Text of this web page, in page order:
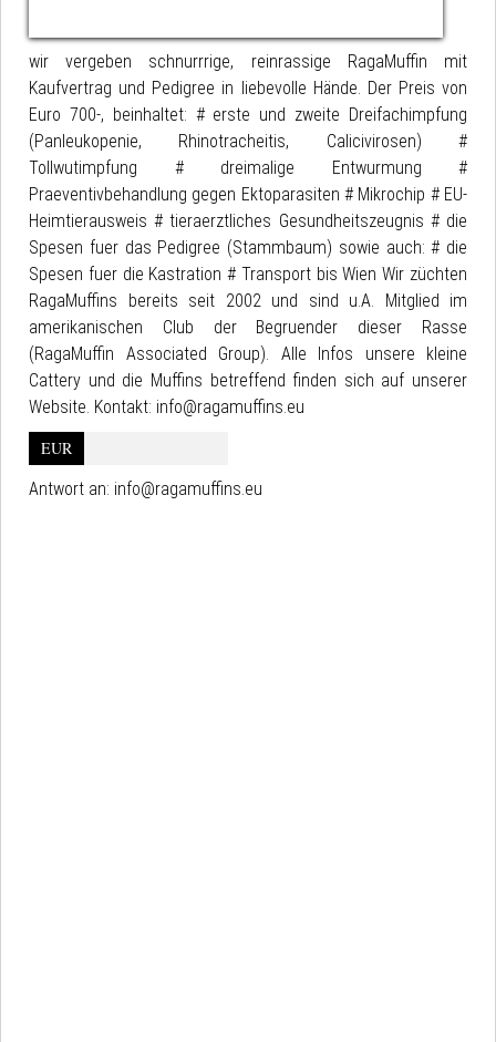
wir vergeben schnurrrige, reinrassige RagaMuffin mit
Kaufvertrag und Pedigree in liebevolle Hände. Der Preis von
Euro 700-, beinhaltet: # erste und zweite Dreifachimpfung
(Panleukopenie, Rhinotracheitis, Calicivirosen) #
Tollwutimpfung # dreimalige Entwurmung #
Praeventivbehandlung gegen Ektoparasiten # Mikrochip # EU-
Heimtierausweis # tieraerztliches Gesundheitszeugnis # die
Spesen fuer das Pedigree (Stammbaum) sowie auch: # die
Spesen fuer die Kastration # Transport bis Wien Wir züchten
RagaMuffins bereits seit 2002 und sind u.A. Mitglied im
amerikanischen Club der Begruender dieser Rasse
(RagaMuffin Associated Group). Alle Infos unsere kleine
Cattery und die Muffins betreffend finden sich auf unserer
Website. Kontakt: info@ragamuffins.eu
EUR
Antwort an: info@ragamuffins.eu